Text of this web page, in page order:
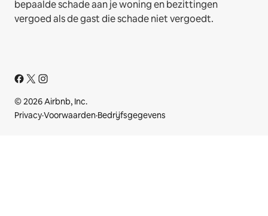
bepaalde schade aan je woning en bezittingen
vergoed als de gast die schade niet vergoedt.
© 2026 Airbnb, Inc.
Privacy·Voorwaarden·Bedrijfsgegevens